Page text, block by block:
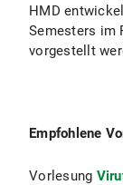
HMD
Semesters im
vorgestellt
Empfohlene
Vorlesung